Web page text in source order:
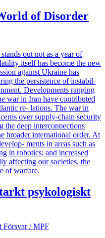
of Disorder
out not as a year of
itself has become the new
against Ukraine has
the persistence of instabil-
Developments ranging
war in Iran have contributed
re- lations. The war in
over supply-chain security
the deep interconnections
broader international order. At
ments in areas such as
in robotics; and increased
affecting our societies, the
of warfare.
psykologiskt
Försvar / MPF